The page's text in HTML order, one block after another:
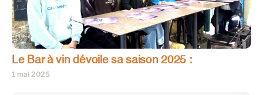
Le Bar à vin dévoile sa saison 2025 :
1 mai 2025